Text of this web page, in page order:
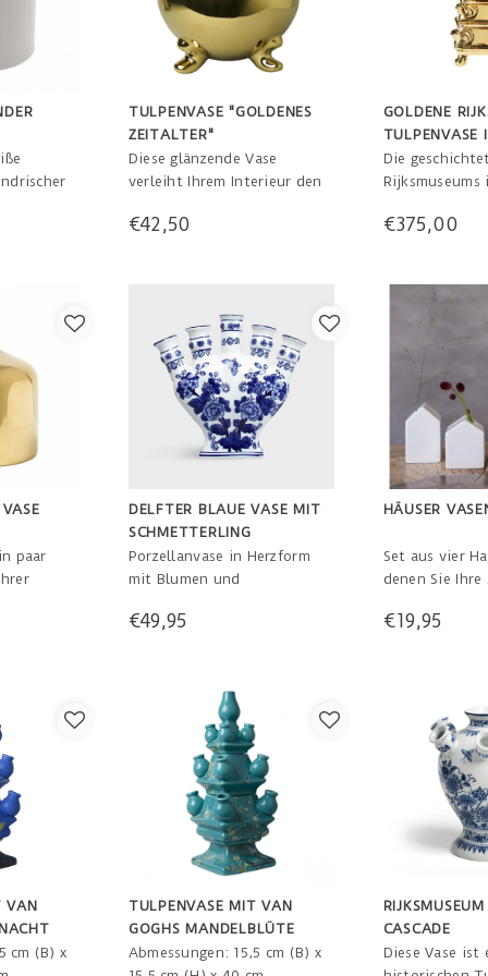
und
TULPENVASE "GOLDENES
ZEITALTER"
Diese glänzende Vase
verleiht Ihrem Interieur den
goldenen Zeitalters. 17 cm
€42,50
GOLDENE
TULPENVASE
LIMITIERTER
Die
Limitierte
Der Entwurf
1700, 5
€375,00
paar
blauen
12 cm
DELFTER BLAUE VASE MIT
SCHMETTERLING
Porzellanvase in Herzform
mit Blumen und
Seiten. Inspiriert von den
€49,95
HÄUSER
Set aus vier
denen Sie Ihre
ganz
€19,95
VAN
cm (B) x
TULPENVASE MIT VAN
GOGHS MANDELBLÜTE
Abmessungen: 15,5 cm (B) x
CASCADE
Diese Vase ist